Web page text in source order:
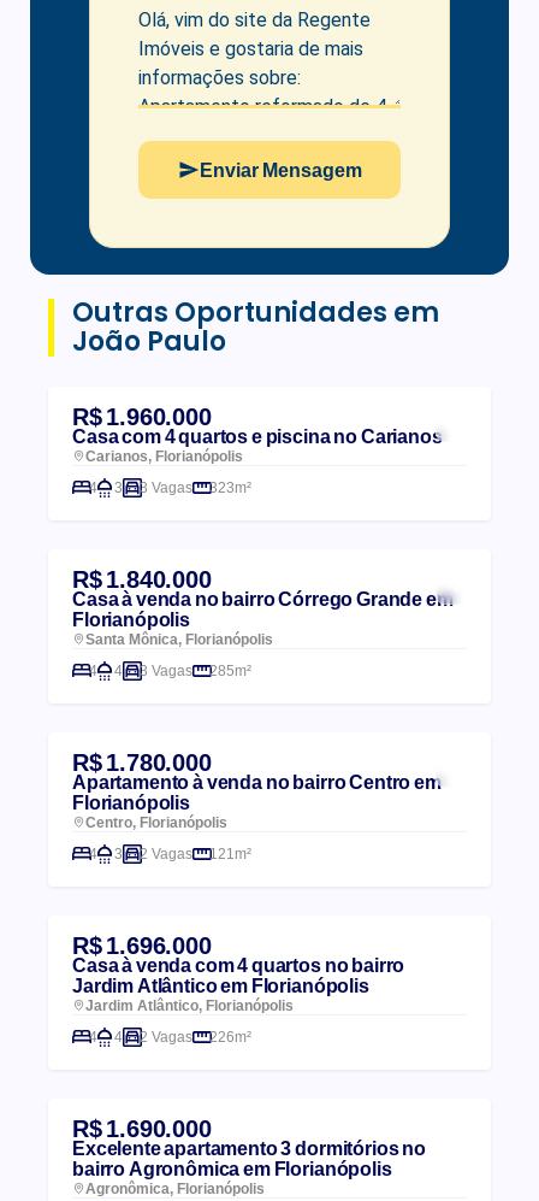
Enviar Mensagem
Outras Oportunidades em
João Paulo
R$ 1.960.000
Casa com 4 quartos e piscina no Carianos
Carianos, Florianópolis
4
3 3 Vagas 323m²
R$ 1.840.000
Casa à venda no bairro Córrego Grande em
Florianópolis
Santa Mônica, Florianópolis
4
4 3 Vagas 285m²
R$ 1.780.000
Apartamento à venda no bairro Centro em
Florianópolis
Centro, Florianópolis
4
3 2 Vagas 121m²
R$ 1.696.000
Casa à venda com 4 quartos no bairro
Jardim Atlântico em Florianópolis
Jardim Atlântico, Florianópolis
4
4 2 Vagas 226m²
R$ 1.690.000
Excelente apartamento 3 dormitórios no
bairro Agronômica em Florianópolis
Agronômica, Florianópolis